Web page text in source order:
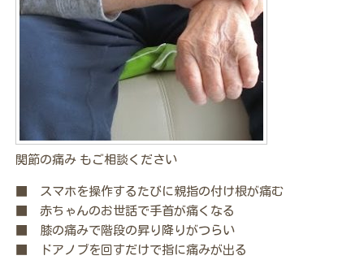
関節の痛み もご相談ください
■ スマホを操作するたびに親指の付け根が痛む
■ 赤ちゃんのお世話で手首が痛くなる
■ 膝の痛みで階段の昇り降りがつらい
■ ドアノブを回すだけで指に痛みが出る